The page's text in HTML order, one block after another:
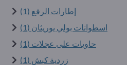
إطارات الرفع (1)
اسطوانات بولي يوريثان (1)
حاويات على عجلات (1)
زردية كبش (1)